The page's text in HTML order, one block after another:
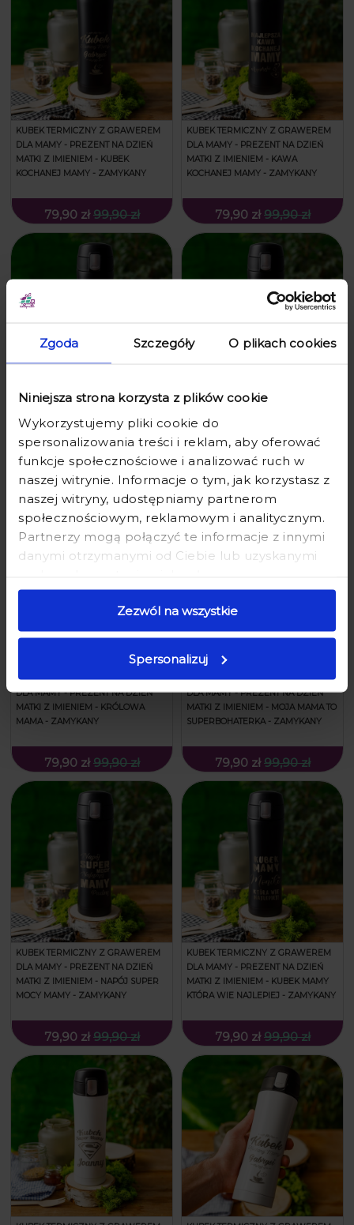
Zgoda Szczegóły O plikach cookies
Niniejsza strona korzysta z plików cookie
Wykorzystujemy pliki cookie do
spersonalizowania treści i reklam, aby oferować
funkcje społecznościowe i analizować ruch w
naszej witrynie. Informacje o tym, jak korzystasz z
naszej witryny, udostępniamy partnerom
społecznościowym, reklamowym i analitycznym.
Partnerzy mogą połączyć te informacje z innymi
danymi otrzymanymi od Ciebie lub uzyskanymi
Zezwól na wszystkie
Spersonalizuj
KUBEK TERMICZNY Z GRAWEREM
DLA MAMY - PREZENT NA DZIEŃ
MATKI Z IMIENIEM - KUBEK
KOCHANEJ MAMY - ZAMYKANY
79,90 zł 99,90 zł
KUBEK TERMICZNY Z GRAWEREM
DLA MAMY - PREZENT NA DZIEŃ
MATKI Z IMIENIEM - KAWA
KOCHANEJ MAMY - ZAMYKANY
79,90 zł 99,90 zł
KUBEK TERMICZNY Z GRAWEREM
DLA MAMY - PREZENT NA DZIEŃ
MATKI Z IMIENIEM - MAMA
ZASŁUGUJE NA CHWILĘ RELAKSU -
ZAMYKANY
79,90 zł 99,90 zł
KUBEK TERMICZNY Z GRAWEREM
DLA MAMY - PREZENT NA DZIEŃ
MAMY - ZAMYKANY
79,90 zł 99,90 zł
KUBEK TERMICZNY Z GRAWEREM
DLA MAMY - PREZENT NA DZIEŃ
MATKI Z IMIENIEM - KRÓLOWA
MAMA - ZAMYKANY
79,90 zł 99,90 zł
KUBEK TERMICZNY Z GRAWEREM
DLA MAMY - PREZENT NA DZIEŃ
MATKI Z IMIENIEM - MOJA MAMA TO
SUPERBOHATERKA - ZAMYKANY
79,90 zł 99,90 zł
KUBEK TERMICZNY Z GRAWEREM
DLA MAMY - PREZENT NA DZIEŃ
MATKI Z IMIENIEM - NAPÓJ SUPER
MOCY MAMY - ZAMYKANY
79,90 zł 99,90 zł
KUBEK TERMICZNY Z GRAWEREM
DLA MAMY - PREZENT NA DZIEŃ
MATKI Z IMIENIEM - KUBEK MAMY
KTÓRA WIE NAJLEPIEJ - ZAMYKANY
79,90 zł 99,90 zł